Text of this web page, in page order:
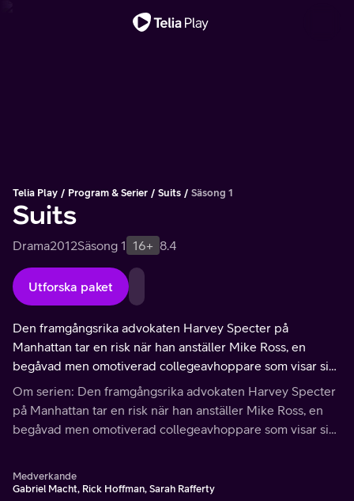
Telia Play Program & Serier Suits Säsong 1
Suits
Drama2012Säsong 1 16+ 8.4
Utforska paket
Den framgångsrika advokaten Harvey Specter på
Manhattan tar en risk när han anställer Mike Ross, en
begåvad men omotiverad collegeavhoppare som visar sig
vara ett juridiskt geni trots avsaknaden av meriter.
Om serien: Den framgångsrika advokaten Harvey Specter
på Manhattan tar en risk när han anställer Mike Ross, en
begåvad men omotiverad collegeavhoppare som visar sig
Medverkande
Gabriel Macht, Rick Hoffman, Sarah Rafferty